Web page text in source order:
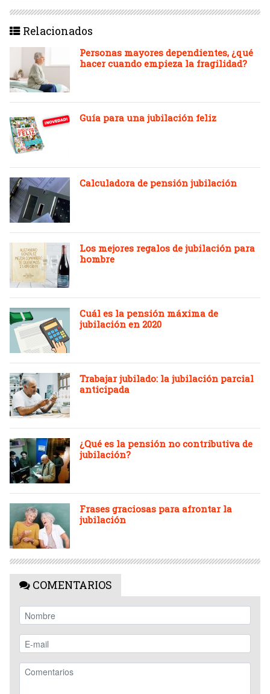
Relacionados
Personas mayores dependientes, ¿qué
hacer cuando empieza la fragilidad?
Guía para una jubilación feliz
Calculadora de pensión jubilación
Los mejores regalos de jubilación para
hombre
Cuál es la pensión máxima de
jubilación en 2020
Trabajar jubilado: la jubilación parcial
anticipada
¿Qué es la pensión no contributiva de
jubilación?
Frases graciosas para afrontar la
jubilación
COMENTARIOS